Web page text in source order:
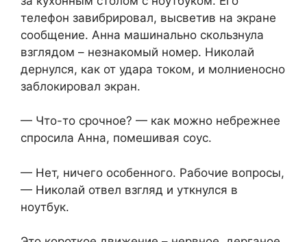
телефон завибрировал, высветив на экране
сообщение. Анна машинально скользнула
взглядом – незнакомый номер. Николай
дернулся, как от удара током, и молниеносно
заблокировал экран.
— Что-то срочное? — как можно небрежнее
спросила Анна, помешивая соус.
— Нет, ничего особенного. Рабочие вопросы,
— Николай отвел взгляд и уткнулся в
ноутбук.